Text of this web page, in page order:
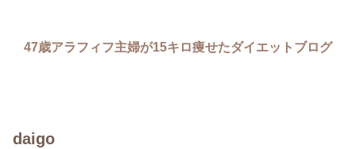
47歳アラフィフ主婦が15キロ痩せたダイエットブログ
daigo